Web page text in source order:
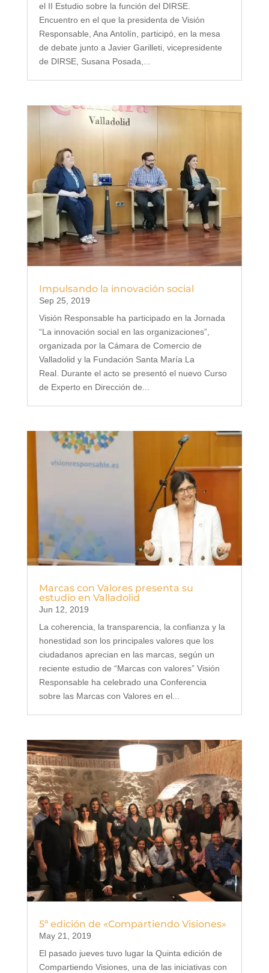
el II Estudio sobre la función del DIRSE.
Encuentro en el que la presidenta de Visión
Responsable, Ana Antolín, participó, en la mesa
de debate junto a Javier Garilleti, vicepresidente
de DIRSE, Susana Posada,...
Impulsando la innovación social
Sep 25, 2019
Visión Responsable ha participado en la Jornada
“La innovación social en las organizaciones”,
organizada por la Cámara de Comercio de
Valladolid y la Fundación Santa María La
Real. Durante el acto se presentó el nuevo Curso
de Experto en Dirección de...
Marcas con Valores presenta su
estudio en Valladolid
Jun 12, 2019
La coherencia, la transparencia, la confianza y la
honestidad son los principales valores que los
ciudadanos aprecian en las marcas, según un
reciente estudio de “Marcas con valores” Visión
Responsable ha celebrado una Conferencia
sobre las Marcas con Valores en el...
5ª edición de «Compartiendo Visiones»
May 21, 2019
El pasado jueves tuvo lugar la Quinta edición de
Compartiendo Visiones, una de las iniciativas con